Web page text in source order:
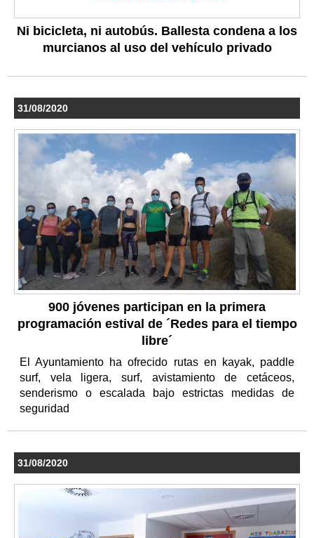
Ni bicicleta, ni autobús. Ballesta condena a los
murcianos al uso del vehículo privado
31/08/2020
900 jóvenes participan en la primera
programación estival de ´Redes para el tiempo
libre´
El Ayuntamiento ha ofrecido rutas en kayak, paddle
surf, vela ligera, surf, avistamiento de cetáceos,
senderismo o escalada bajo estrictas medidas de
seguridad
31/08/2020